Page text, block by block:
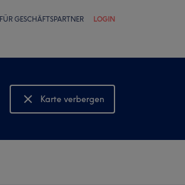
FÜR GESCHÄFTSPARTNER LOGIN
Karte verbergen
Karte anzeigen